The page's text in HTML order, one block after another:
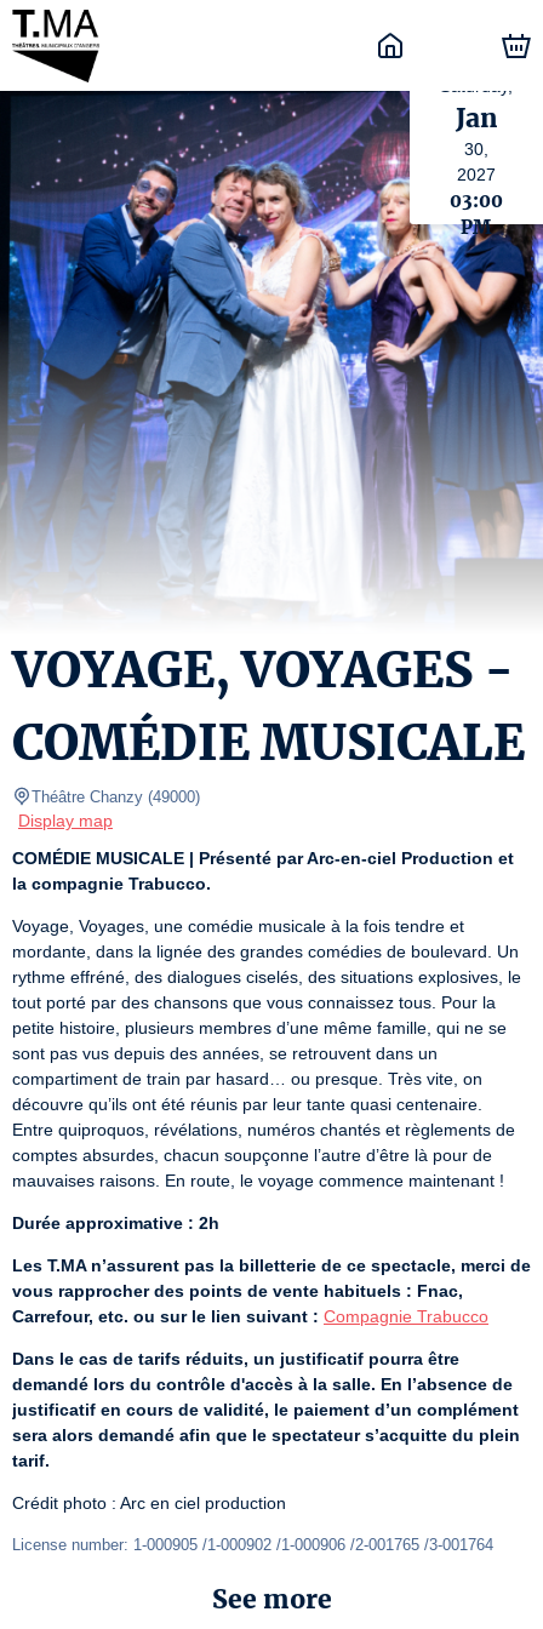
Jan
30,
2027
03:00
PM
VOYAGE, VOYAGES -
COMÉDIE MUSICALE
Théâtre Chanzy (49000)
Display map
COMÉDIE MUSICALE | Présenté par Arc-en-ciel Production et
la compagnie Trabucco.
Voyage, Voyages, une comédie musicale à la fois tendre et
mordante, dans la lignée des grandes comédies de boulevard. Un
rythme effréné, des dialogues ciselés, des situations explosives, le
tout porté par des chansons que vous connaissez tous. Pour la
petite histoire, plusieurs membres d’une même famille, qui ne se
sont pas vus depuis des années, se retrouvent dans un
compartiment de train par hasard… ou presque. Très vite, on
découvre qu’ils ont été réunis par leur tante quasi centenaire.
Entre quiproquos, révélations, numéros chantés et règlements de
comptes absurdes, chacun soupçonne l’autre d’être là pour de
mauvaises raisons. En route, le voyage commence maintenant !
Durée approximative : 2h
Les T.MA n’assurent pas la billetterie de ce spectacle, merci de
vous rapprocher des points de vente habituels : Fnac,
Carrefour, etc. ou sur le lien suivant : Compagnie Trabucco
Dans le cas de tarifs réduits, un justificatif pourra être
demandé lors du contrôle d'accès à la salle. En l’absence de
justificatif en cours de validité, le paiement d’un complément
sera alors demandé afin que le spectateur s’acquitte du plein
tarif.
Crédit photo : Arc en ciel production
License number: 1-000905 /1-000902 /1-000906 /2-001765 /3-001764
See more